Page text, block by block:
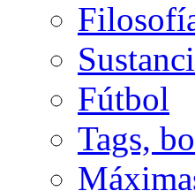
Fútbol
Tags,